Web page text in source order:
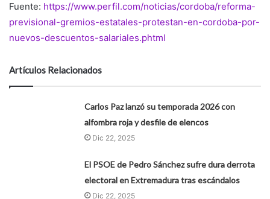
Fuente: https://www.perfil.com/noticias/cordoba/reforma-
previsional-gremios-estatales-protestan-en-cordoba-por-
nuevos-descuentos-salariales.phtml
Artículos Relacionados
Carlos Paz lanzó su temporada 2026 con
alfombra roja y desfile de elencos
Dic 22, 2025
El PSOE de Pedro Sánchez sufre dura derrota
electoral en Extremadura tras escándalos
Dic 22, 2025